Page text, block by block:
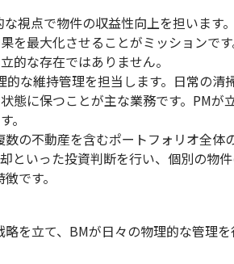
視点で物件の収益性向上を担います
最大化させることがミッションです
的な存在ではありません。
的な維持管理を担当します。日常の清
に保つことが主な業務です。 PMが
。
の不動産を含むポートフォリオ全体
といった投資判断を行い、個別の物
です。
を立て、 BMが日々の物理的な管理